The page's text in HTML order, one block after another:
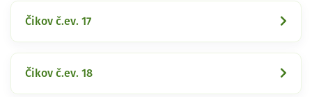
Čikov č.ev. 17
Čikov č.ev. 18